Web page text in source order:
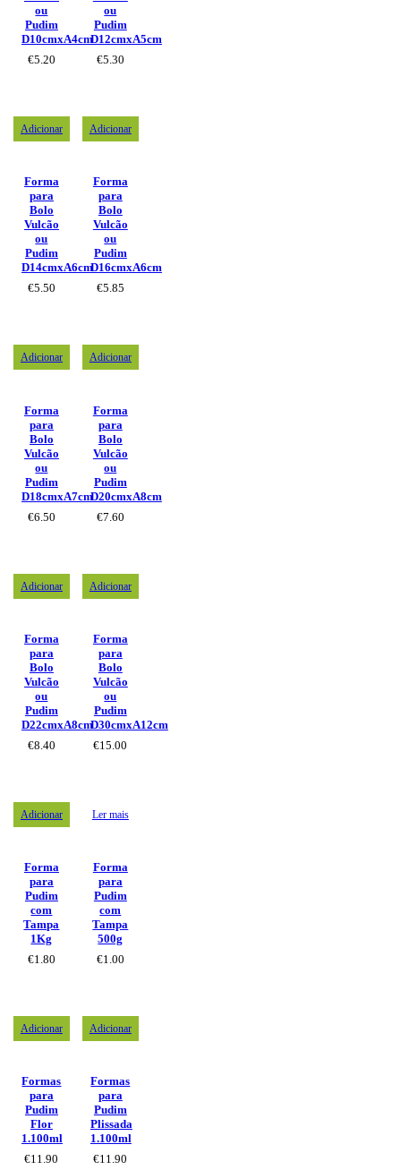
ou
Pudim
D10cmxA4cm
€5.20
ou
Pudim
D12cmxA5cm
€5.30
Adicionar
Forma
para
Bolo
Vulcão
ou
Pudim
D14cmxA6cm
€5.50
Adicionar
Forma
para
Bolo
Vulcão
ou
Pudim
D16cmxA6cm
€5.85
Adicionar
Forma
para
Bolo
Vulcão
ou
Pudim
D18cmxA7cm
€6.50
Adicionar
Forma
para
Bolo
Vulcão
ou
Pudim
D20cmxA8cm
€7.60
Adicionar
Forma
para
Bolo
Vulcão
ou
Pudim
D22cmxA8cm
€8.40
Adicionar
Forma
para
Bolo
Vulcão
ou
Pudim
D30cmxA12cm
€15.00
Adicionar
Forma
para
Pudim
com
Tampa
1Kg
€1.80
Ler mais
Forma
para
Pudim
com
Tampa
500g
€1.00
Adicionar
Formas
para
Pudim
Flor
1.100ml
€11.90
Adicionar
Formas
para
Pudim
Plissada
1.100ml
€11.90